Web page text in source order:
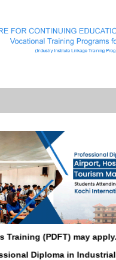
(PDFT) may apply.
Diploma in Industrial